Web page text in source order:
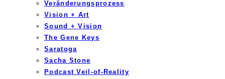
Veränderungsprozess
Vision + Art
Sound + Vision
The Gene Keys
Saratoga
Sacha Stone
Podcast Veil-of-Reality